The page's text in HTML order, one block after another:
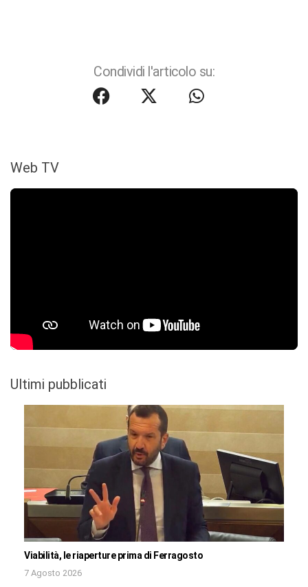
Condividi l'articolo su:
Web TV
Ultimi pubblicati
Viabilità, le riaperture prima di Ferragosto
7 Agosto 2026